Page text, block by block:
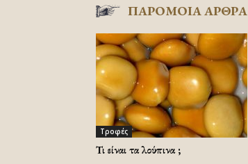
ΠΑΡΟΜΟΙΑ ΑΡΘΡΑ
Τροφές
Τι είναι τα λούπινα ;